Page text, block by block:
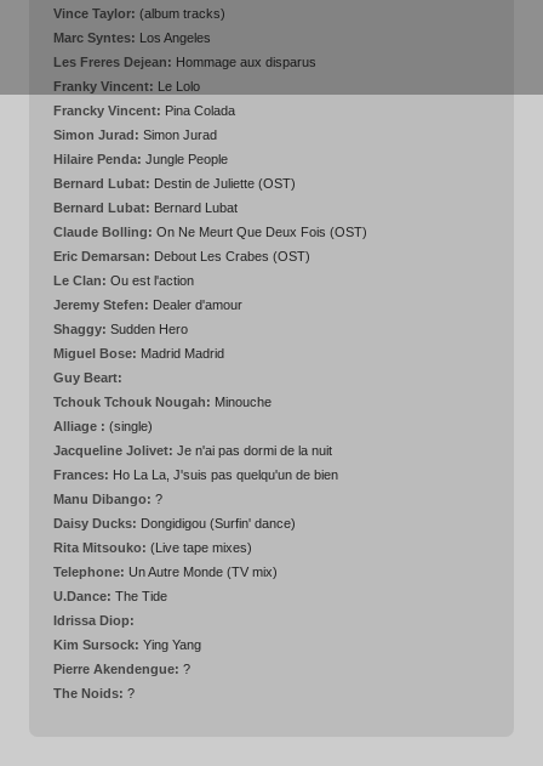
Vince Taylor: (album tracks)
Marc Syntes: Los Angeles
Les Freres Dejean: Hommage aux disparus
Franky Vincent: Le Lolo
Francky Vincent: Pina Colada
Simon Jurad: Simon Jurad
Hilaire Penda: Jungle People
Bernard Lubat: Destin de Juliette (OST)
Bernard Lubat: Bernard Lubat
Claude Bolling: On Ne Meurt Que Deux Fois (OST)
Eric Demarsan: Debout Les Crabes (OST)
Le Clan: Ou est l'action
Jeremy Stefen: Dealer d'amour
Shaggy: Sudden Hero
Miguel Bose: Madrid Madrid
Guy Beart:
Tchouk Tchouk Nougah: Minouche
Alliage : (single)
Jacqueline Jolivet: Je n'ai pas dormi de la nuit
Frances: Ho La La, J'suis pas quelqu'un de bien
Manu Dibango: ?
Daisy Ducks: Dongidigou (Surfin' dance)
Rita Mitsouko: (Live tape mixes)
Telephone: Un Autre Monde (TV mix)
U.Dance: The Tide
Idrissa Diop:
Kim Sursock: Ying Yang
Pierre Akendengue: ?
The Noids: ?